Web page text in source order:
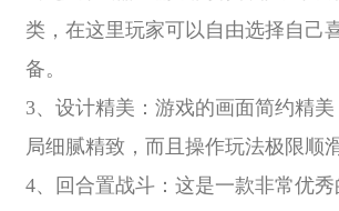
类，在这里玩家可以自由选择自己
备。
3、设计精美：游戏的画面简约精
局细腻精致，而且操作玩法极限顺
4、回合置战斗：这是一款非常优